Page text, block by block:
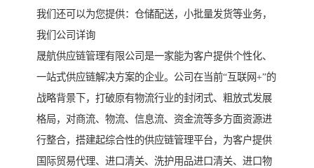
我们还可以为您提供：仓储配送，小批量发货等业务，
我们公司详询
晟航供应链管理有限公司是一家能为客户提供个性化、
一站式供应链解决方案的企业。公司在当前“互联网+”的
战略背景下，打破原有物流行业的封闭式、粗放式发展
格局，对商流、物流、信息流、资金流等多方面资源进
行整合，搭建起综合性的供应链管理平台，为客户提供
国际贸易代理、进口清关、洗护用品进口清关、进口物